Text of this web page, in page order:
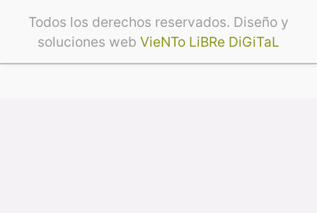
Todos los derechos reservados. Diseño y
soluciones web VieNTo LiBRe DiGiTaL